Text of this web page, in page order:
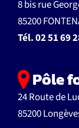
8 bis rue
85200
Tél.02 51 69
Pôle
24 Route de
85200